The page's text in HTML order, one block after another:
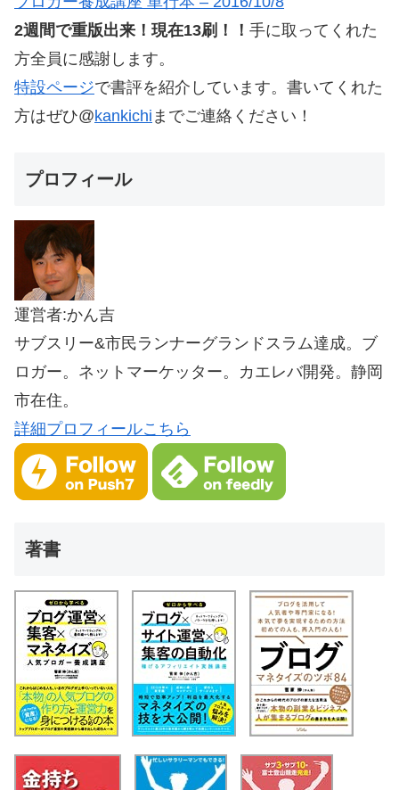
2週間で重版出来！現在13刷！！ 手に取ってくれた
方全員に感謝します。
特設ページで書評を紹介しています。書いてくれた
方はぜひ@kankichi までご連絡ください！
プロフィール
運営者:かん吉
サブスリー&市民ランナーグランドスラム達成。ブ
ロガー。ネットマーケッター。カエレバ開発。静岡
市在住。
詳細プロフィールこちら
著書